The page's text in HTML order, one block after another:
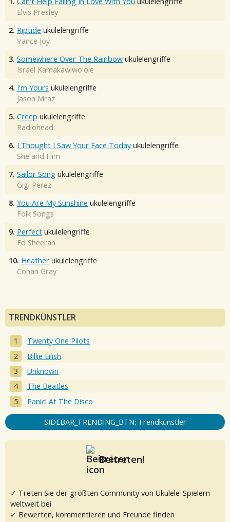
Elvis Presley
2. Riptide ukulelengriffe
Vance Joy
3. Somewhere Over The Rainbow ukulelengriffe
Israel Kamakawiwo'ole
4. I'm Yours ukulelengriffe
Jason Mraz
5. Creep ukulelengriffe
Radiohead
6. I Thought I Saw Your Face Today ukulelengriffe
She and Him
7. Sailor Song ukulelengriffe
Gigi Perez
8. You Are My Sunshine ukulelengriffe
Folk Songs
9. Perfect ukulelengriffe
Ed Sheeran
10. Heather ukulelengriffe
Conan Gray
TRENDKÜNSTLER
Twenty One Pilots
Billie Eilish
Unknown
The Beatles
Panic! At The Disco
SIDEBAR_TRENDING_BTN: Trendkünstler
Beitreten!
✓ Treten Sie der größten Community von Ukulele-Spielern
weltweit bei
✓ Bewerten, kommentieren und Freunde finden